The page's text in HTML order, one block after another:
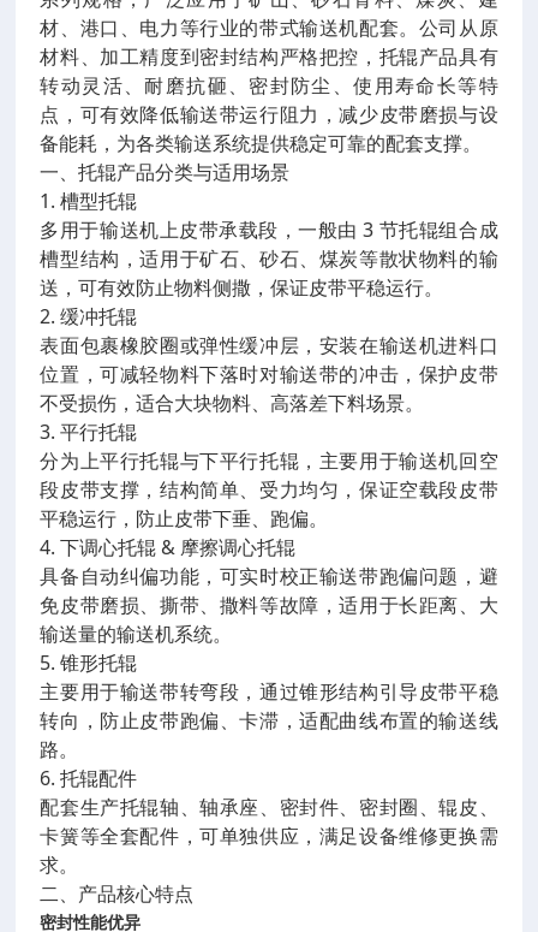
材、港口、电力等行业的带式输送机配套。公司从原
材料、加工精度到密封结构严格把控，托辊产品具有
转动灵活、耐磨抗砸、密封防尘、使用寿命长等特
点，可有效降低输送带运行阻力，减少皮带磨损与设
备能耗，为各类输送系统提供稳定可靠的配套支撑。
一、托辊产品分类与适用场景
1. 槽型托辊
多用于输送机上皮带承载段，一般由 3 节托辊组合成
槽型结构，适用于矿石、砂石、煤炭等散状物料的输
送，可有效防止物料侧撒，保证皮带平稳运行。
2. 缓冲托辊
表面包裹橡胶圈或弹性缓冲层，安装在输送机进料口
位置，可减轻物料下落时对输送带的冲击，保护皮带
不受损伤，适合大块物料、高落差下料场景。
3. 平行托辊
分为上平行托辊与下平行托辊，主要用于输送机回空
段皮带支撑，结构简单、受力均匀，保证空载段皮带
平稳运行，防止皮带下垂、跑偏。
4. 下调心托辊 & 摩擦调心托辊
具备自动纠偏功能，可实时校正输送带跑偏问题，避
免皮带磨损、撕带、撒料等故障，适用于长距离、大
输送量的输送机系统。
5. 锥形托辊
主要用于输送带转弯段，通过锥形结构引导皮带平稳
转向，防止皮带跑偏、卡滞，适配曲线布置的输送线
路。
6. 托辊配件
配套生产托辊轴、轴承座、密封件、密封圈、辊皮、
卡簧等全套配件，可单独供应，满足设备维修更换需
求。
二、产品核心特点
密封性能优异